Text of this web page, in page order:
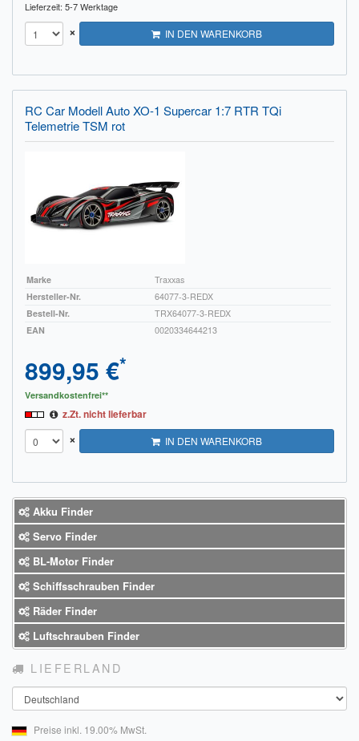
Lieferzeit: 5-7 Werktage
× IN DEN WARENKORB
RC Car Modell Auto XO-1 Supercar 1:7 RTR TQi
Telemetrie TSM rot
Marke
Traxxas
Hersteller-Nr.
64077-3-REDX
Bestell-Nr.
TRX64077-3-REDX
EAN
0020334644213
899,95 €*
Versandkostenfrei**
z.Zt. nicht lieferbar
× IN DEN WARENKORB
Akku Finder
Servo Finder
BL-Motor Finder
Schiffsschrauben Finder
Räder Finder
Luftschrauben Finder
LIEFERLAND
Land
Preise inkl. 19.00% MwSt.